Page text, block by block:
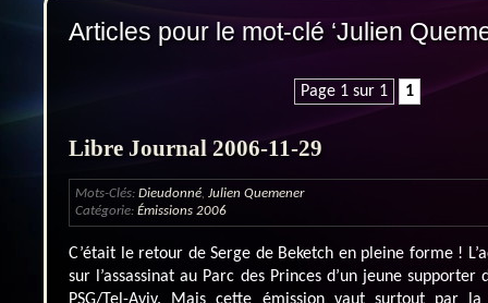
Articles pour le mot-clé ‘Julien
Page 1 sur 1 1
Libre Journal 2006-11-29
Mots-Clés: Dieudonné Julien Quemener
Catégorie: Émissions 2006
C’était le retour de Serge de Beketch en pleine forme !
sur l’assassinat au Parc des Princes d’un jeune supporter
PSG/Tel-Aviv. Mais cette émission vaut surtout par la